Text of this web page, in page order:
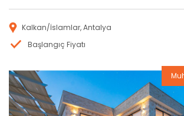
Kalkan/İslamlar, Antalya
Başlangıç Fiyatı